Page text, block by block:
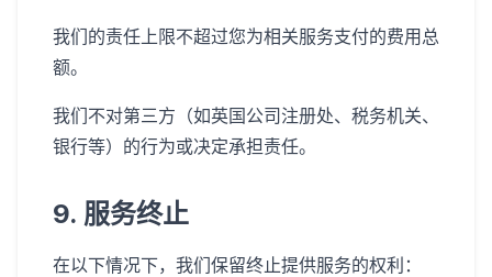
我们的责任上限不超过您为相关服务支付的费用总
额。
我们不对第三方（如英国公司注册处、税务机关、
银行等）的行为或决定承担责任。
9. 服务终止
在以下情况下，我们保留终止提供服务的权利：